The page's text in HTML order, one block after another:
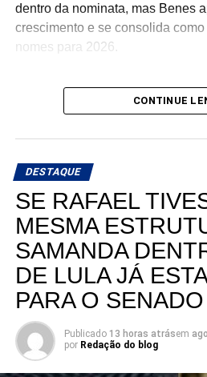
dentro da nominata, mas Benes
crescimento e se consolida
nomes para 2026.
CONTINUE
DESTAQUE
SE RAFAEL
MESMA
SAMANDA
DE LULA JÁ
PARA O SENADO
Publicado 13 horas atrásem
por Redação do blog